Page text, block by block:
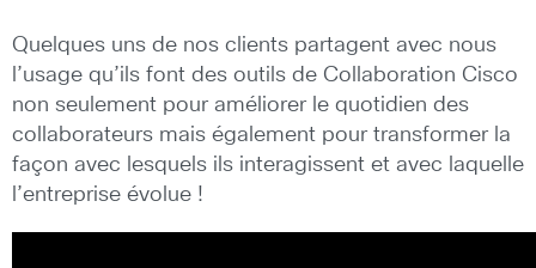
Quelques uns de nos clients partagent avec nous
l’usage qu’ils font des outils de Collaboration Cisco
non seulement pour améliorer le quotidien des
collaborateurs mais également pour transformer la
façon avec lesquels ils interagissent et avec laquelle
l’entreprise évolue !